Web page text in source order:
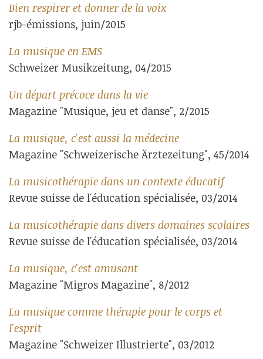
Bien respirer et donner de la voix
rjb-émissions, juin/2015
La musique en EMS
Schweizer Musikzeitung, 04/2015
Un départ précoce dans la vie
Magazine "Musique, jeu et danse", 2/2015
La musique, c'est aussi la médecine
Magazine "Schweizerische Ärztezeitung", 45/2014
La musicothérapie dans un contexte éducatif
Revue suisse de l'éducation spécialisée, 03/2014
La musicothérapie dans divers domaines scolaires
Revue suisse de l'éducation spécialisée, 03/2014
La musique, c'est amusant
Magazine "Migros Magazine", 8/2012
La musique comme thérapie pour le corps et
l'esprit
Magazine "Schweizer Illustrierte", 03/2012